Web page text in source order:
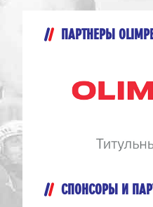
ПАРТНЕРЫ
СПОНСОРЫ И